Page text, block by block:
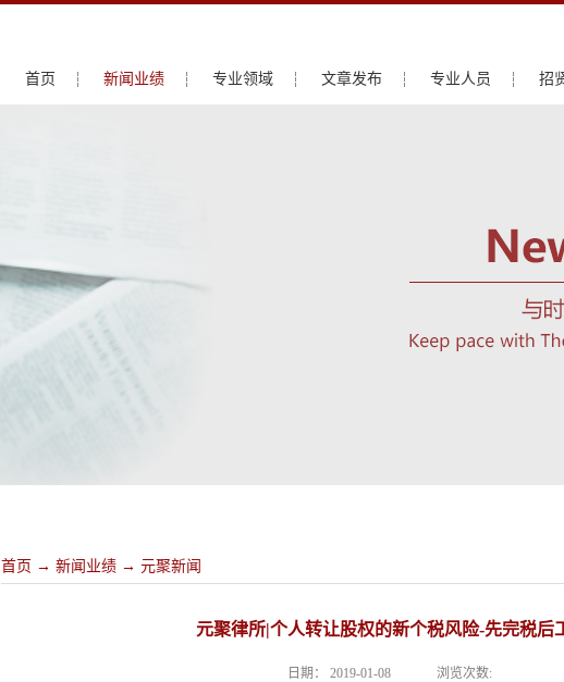
首页 新闻业绩 专业领域 文章发布 专业人员 招
首页 → 新闻业绩 → 元聚新闻
元聚律所|个人转让股权的新个税风险-先完税后
日期： 2019-01-08 浏览次数: